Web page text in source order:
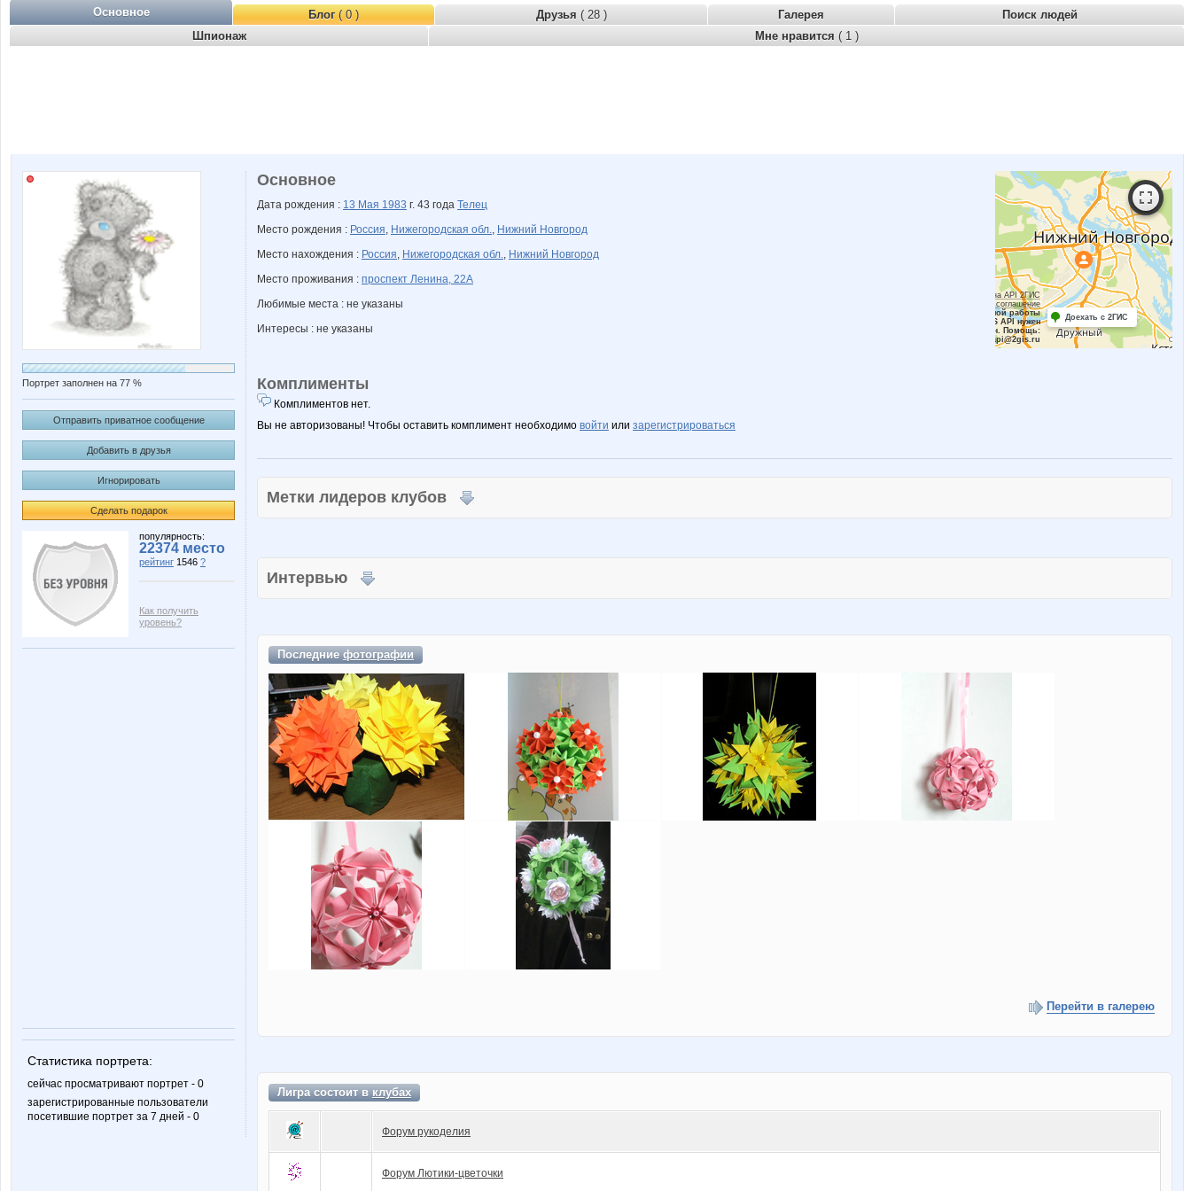
Основное Блог( 0 ) Друзья ( 28 ) Галерея
Поиск людей
Шпионаж
Мне нравится ( 1 )
Портрет заполнен на 77 %
Отправить приватное сообщение
Добавить в друзья
Игнорировать
Сделать подарок
популярность:
22374 место
рейтинг 1546 ?
Как получить
уровень?
Статистика портрета:
сейчас просматривают портрет - 0
зарегистрированные пользователи
посетившие портрет за 7 дней - 0
Работает на API 2ГИС
Лицензионное соглашение
Для корректной работы
Raster JS API нужен
ключ. Помощь:
api@2gis.ru
Доехать с 2ГИС
Основное
Дата рождения : 13 Мая 1983 г. 43 года Телец
Место рождения : Россия, Нижегородская обл., Нижний Новгород
Место нахождения : Россия, Нижегородская обл., Нижний Новгород
Место проживания : проспект Ленина, 22А
Любимые места : не указаны
Интересы : не указаны
Комплименты
Комплиментов нет.
Вы не авторизованы! Чтобы оставить комплимент необходимо войти или зарегистрироваться
Метки лидеров клубов
Интервью
Последниефотографии
Перейти в галерею
Лигра состоит вклубах
Форум рукоделия
Форум Лютики-цветочки